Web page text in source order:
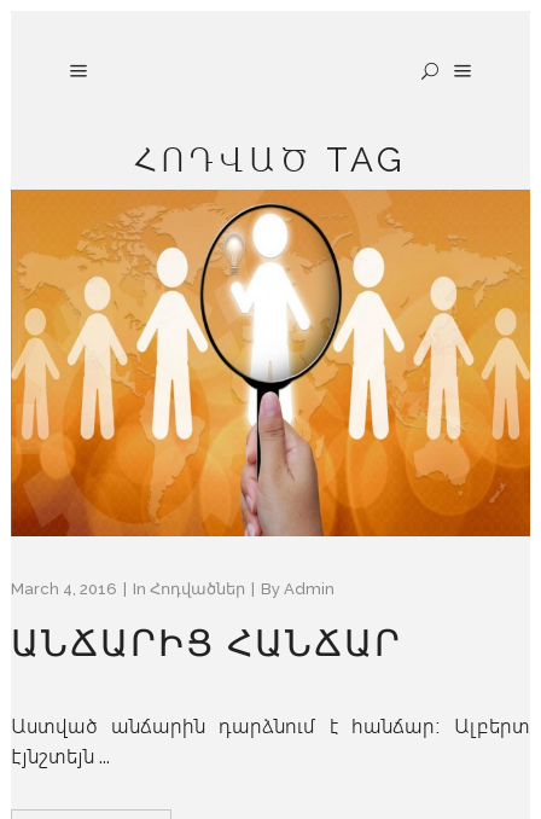
ՀՈԴՎԱԾ TAG
March 4, 2016 In Հոդվածներ By Admin
ԱՆՃԱՐԻՑ ՀԱՆՃԱՐ
Աստված անճարին դարձնում է հանճար։ Ալբերտ
Էյնշտեյն ...